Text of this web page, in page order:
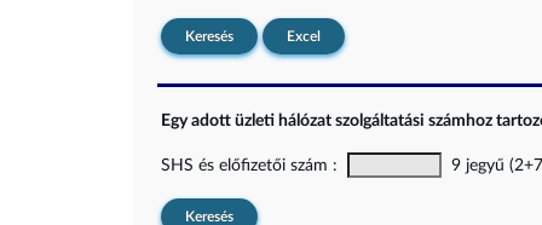
Keresés Excel
Egy adott üzleti hálózat szolgáltatási számhoz
SHS és előfizetői szám : 9 jegyű
Keresés